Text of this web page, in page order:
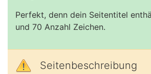
Perfekt, denn dein Seitentitel
und 70 Anzahl Zeichen.
Seitenbeschreibung